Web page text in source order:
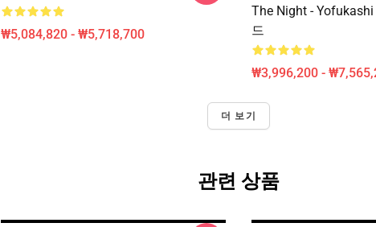
₩5,084,820 - ₩5,718,700
The Night -
드
₩3,996,200 -
더 보기
관련 상품